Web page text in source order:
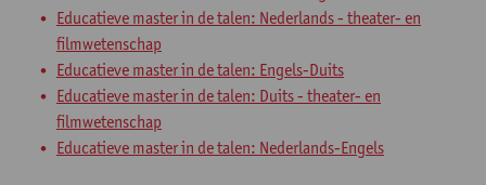
Educatieve master in de talen: Nederlands - theater- en
filmwetenschap
Educatieve master in de talen: Engels-Duits
Educatieve master in de talen: Duits - theater- en
filmwetenschap
Educatieve master in de talen: Nederlands-Engels